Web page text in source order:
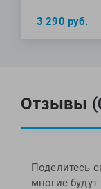
3 290 руб.
Отзывы
Поделитесь
многие